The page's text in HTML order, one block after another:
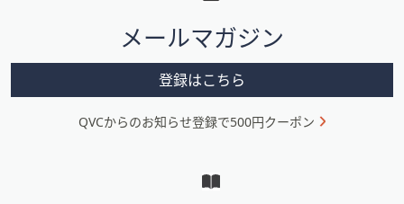
メ
ニ
メールマガジン
登録はこちら
QVCからのお知らせ登録で500円クーポン